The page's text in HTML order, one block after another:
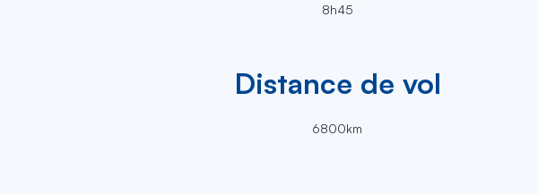
8h45
Distance de vol
6800km